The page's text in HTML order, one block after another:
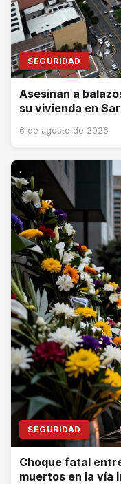
SEGURIDAD
Asesinan a
su vivienda en
6 de agosto de 2026
SEGURIDAD
Choque fatal
muertos en la vía